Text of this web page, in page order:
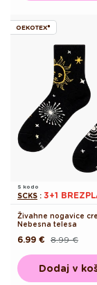
OEKOTEX®
S kodo
SCKS : 3+1
Živahne nogavice
Nebesna telesa
Redna 8.99 €
Akcijska
6.99 €
Dodaj v